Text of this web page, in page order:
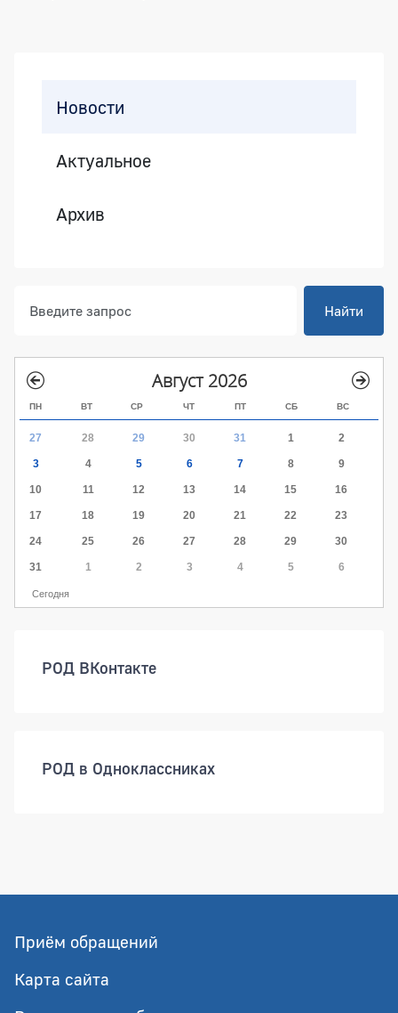
Новости
Актуальное
Архив
Найти
Август 2026
ПН ВТ СР ЧТ ПТ СБ ВС
27 28 29 30 31 1 2
3 4 5 6 7 8 9
10 11 12 13 14 15 16
17 18 19 20 21 22 23
24 25 26 27 28 29 30
31 1 2 3 4 5 6
Сегодня
РОД ВКонтакте
РОД в Одноклассниках
Приём обращений
Карта сайта